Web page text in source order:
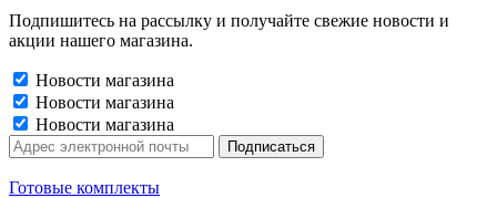
Подпишитесь на рассылку и получайте свежие новости и
акции нашего магазина.
Новости магазина
Новости магазина
Новости магазина
Готовые комплекты